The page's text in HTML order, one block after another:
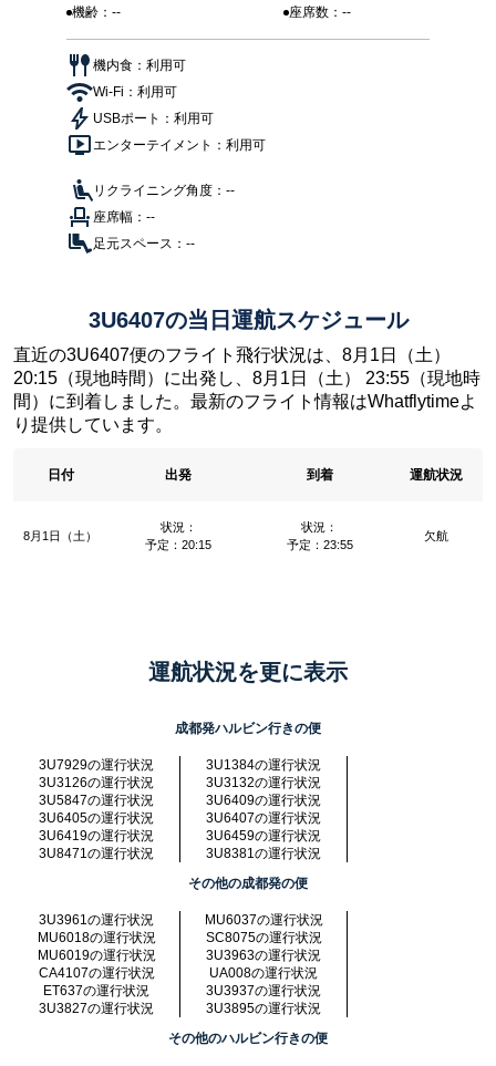
機齢：--
座席数：--
機内食：利用可
Wi-Fi：利用可
USBポート：利用可
エンターテイメント：利用可
リクライニング角度：--
座席幅：--
足元スペース：--
3U6407の当日運航スケジュール
直近の3U6407便のフライト飛行状況は、8月1日（土）
20:15（現地時間）に出発し、8月1日（土） 23:55（現地時
間）に到着しました。最新のフライト情報はWhatflytimeよ
り提供しています。
日付 出発 到着 運航状況
8月1日（土）
状況：
予定：20:15
状況：
予定：23:55
欠航
運航状況を更に表示
成都発ハルビン行きの便
3U7929の運行状況
3U1384の運行状況
3U3126の運行状況
3U3132の運行状況
3U5847の運行状況
3U6409の運行状況
3U6405の運行状況
3U6407の運行状況
3U6419の運行状況
3U6459の運行状況
3U8471の運行状況
3U8381の運行状況
その他の成都発の便
3U3961の運行状況
MU6037の運行状況
MU6018の運行状況
SC8075の運行状況
MU6019の運行状況
3U3963の運行状況
CA4107の運行状況
UA008の運行状況
ET637の運行状況
3U3937の運行状況
3U3827の運行状況
3U3895の運行状況
その他のハルビン行きの便